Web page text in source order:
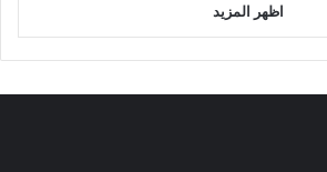
اظهر المزيد